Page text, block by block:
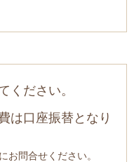
ください。
は口座振替となり
お問合せください。